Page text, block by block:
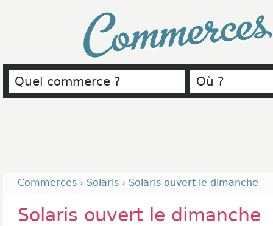
Commerces › Solaris › Solaris ouvert le dimanche
Solaris ouvert le dimanche